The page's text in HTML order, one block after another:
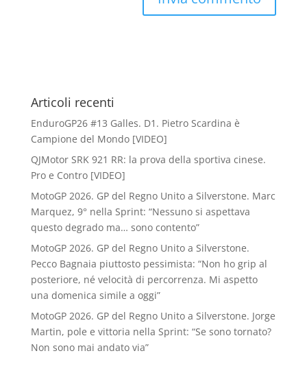
Articoli recenti
EnduroGP26 #13 Galles. D1. Pietro Scardina è
Campione del Mondo [VIDEO]
QJMotor SRK 921 RR: la prova della sportiva cinese.
Pro e Contro [VIDEO]
MotoGP 2026. GP del Regno Unito a Silverstone. Marc
Marquez, 9° nella Sprint: “Nessuno si aspettava
questo degrado ma… sono contento”
MotoGP 2026. GP del Regno Unito a Silverstone.
Pecco Bagnaia piuttosto pessimista: “Non ho grip al
posteriore, né velocità di percorrenza. Mi aspetto
una domenica simile a oggi”
MotoGP 2026. GP del Regno Unito a Silverstone. Jorge
Martin, pole e vittoria nella Sprint: “Se sono tornato?
Non sono mai andato via”